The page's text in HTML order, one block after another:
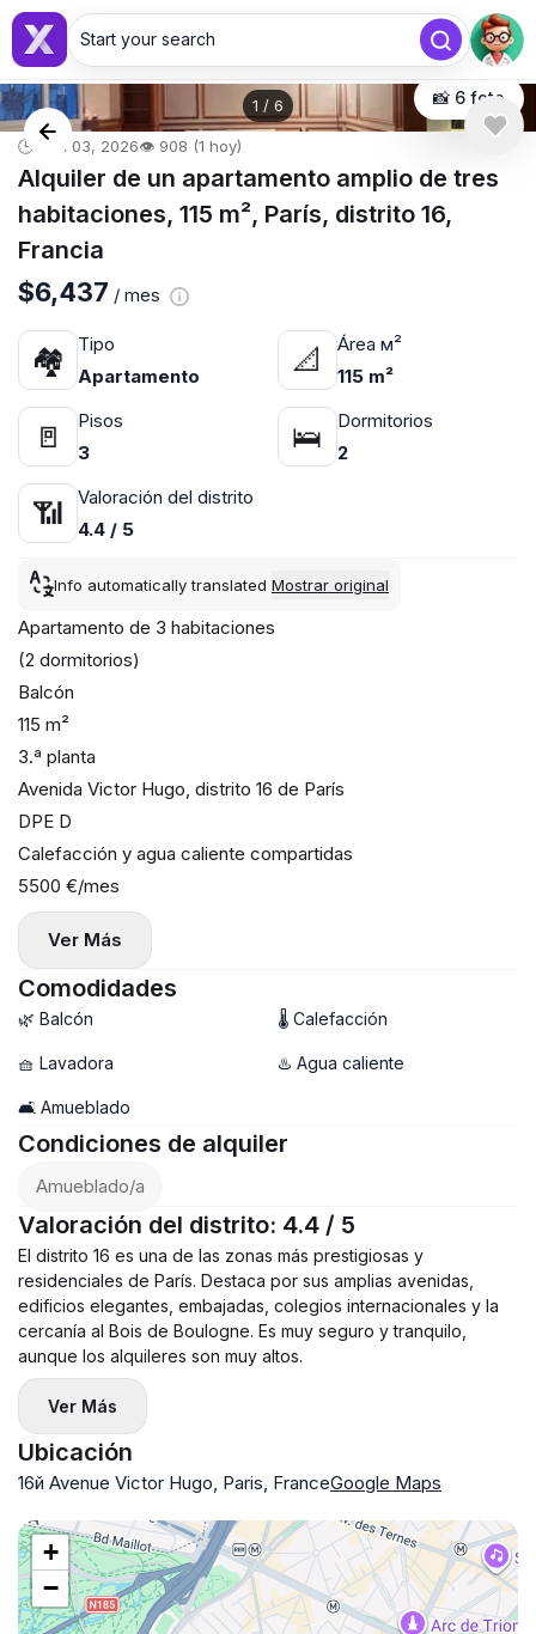
Start your search
1 / 6 📸 6 foto
🕒 feb. 03, 2026👁️ 908 (1 hoy)
Alquiler de un apartamento amplio de tres
habitaciones, 115 m², París, distrito 16,
Francia
$6,437 / mes
🏘
Tipo
Apartamento
📐
Área м²
115 m²
🚪
Pisos
3
🛌
Dormitorios
2
📶
Valoración del distrito
4.4 / 5
Info automatically translated Mostrar original
Apartamento de 3 habitaciones
(2 dormitorios)
Balcón
115 m²
3.ª planta
Avenida Victor Hugo, distrito 16 de París
DPE D
Calefacción y agua caliente compartidas
5500 €/mes
Ver Más
Comodidades
🌿 Balcón 🌡 Calefacción
🧺 Lavadora ♨️ Agua caliente
🛋️ Amueblado
Condiciones de alquiler
Amueblado/a
Valoración del distrito: 4.4 / 5
El distrito 16 es una de las zonas más prestigiosas y
residenciales de París. Destaca por sus amplias avenidas,
edificios elegantes, embajadas, colegios internacionales y la
cercanía al Bois de Boulogne. Es muy seguro y tranquilo,
aunque los alquileres son muy altos.
Ver Más
Ubicación
16й Avenue Victor Hugo, Paris, FranceGoogle Maps
+
−